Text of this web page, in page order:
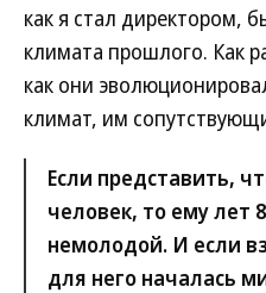
как я стал директором,
климата прошлого. Как
как они
климат, им
Если представить,
человек, то ему лет
немолодой. И если
для него началась